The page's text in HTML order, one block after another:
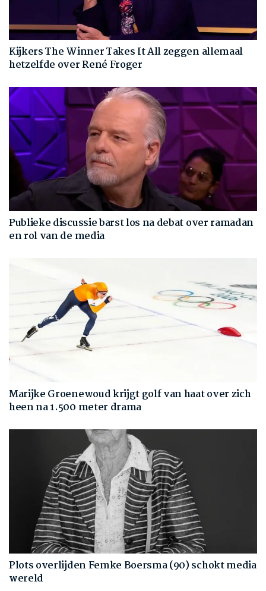
Kijkers The Winner Takes It All zeggen allemaal
hetzelfde over René Froger
Publieke discussie barst los na debat over ramadan
en rol van de media
Marijke Groenewoud krijgt golf van haat over zich
heen na 1.500 meter drama
Plots overlijden Femke Boersma (90) schokt media
wereld